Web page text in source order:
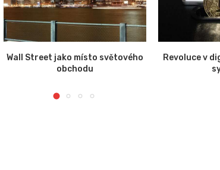
Wall Street jako místo světového
obchodu
Revoluce v